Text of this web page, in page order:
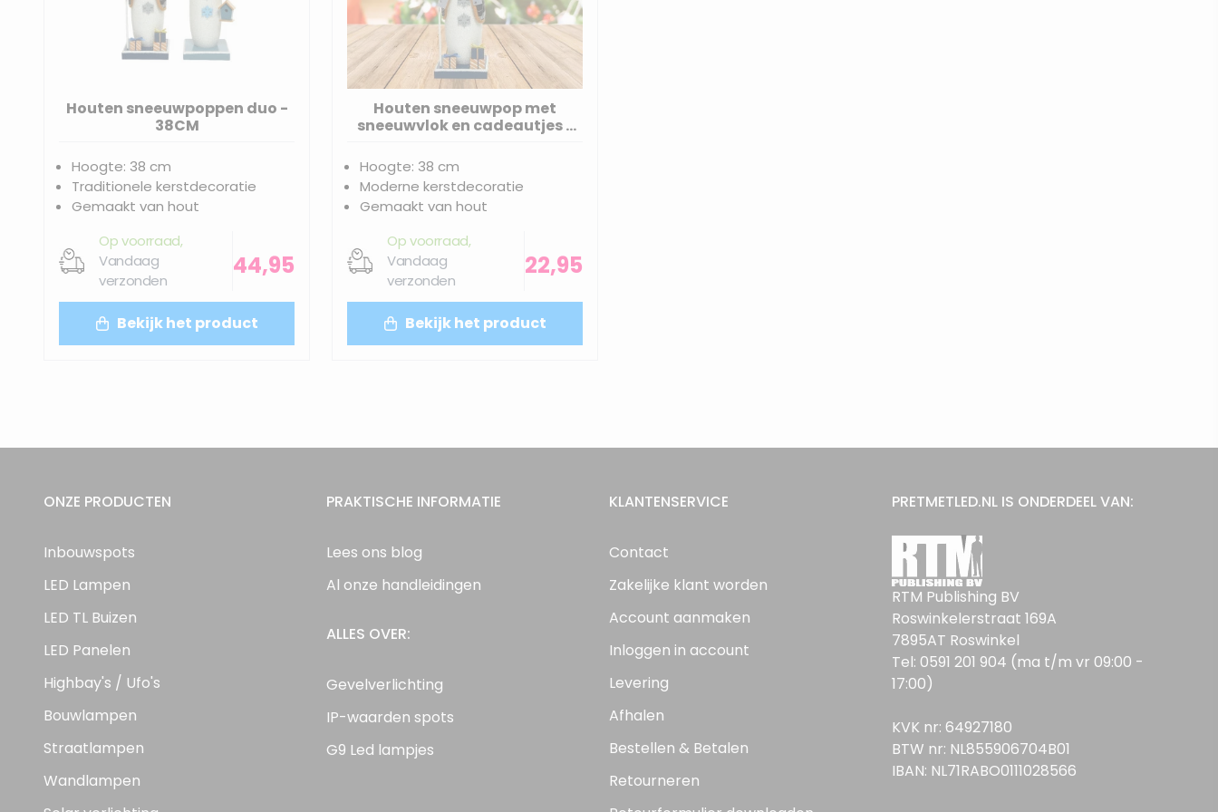
Houten sneeuwpoppen duo -
38CM
Hoogte: 38 cm
Traditionele kerstdecoratie
Gemaakt van hout
Op voorraad,
Vandaag
verzonden
44,95
Bekijk het product
Houten sneeuwpop met
sneeuwvlok en cadeautjes -
Hoogte: 38 cm
Moderne kerstdecoratie
Gemaakt van hout
Op voorraad,
Vandaag
verzonden
22,95
Bekijk het product
ONZE PRODUCTEN
Inbouwspots
LED Lampen
LED TL Buizen
LED Panelen
Highbay's / Ufo's
Bouwlampen
Straatlampen
Wandlampen
PRAKTISCHE INFORMATIE
Lees ons blog
Al onze handleidingen
ALLES OVER:
Gevelverlichting
IP-waarden spots
G9 Led lampjes
KLANTENSERVICE
Contact
Zakelijke klant worden
Account aanmaken
Inloggen in account
Levering
Afhalen
Bestellen & Betalen
Retourneren
PRETMETLED.NL IS ONDERDEEL VAN:
RTM Publishing BV
Roswinkelerstraat 169A
7895AT Roswinkel
Tel: 0591 201 904 (ma t/m vr 09:00 -
17:00)
KVK nr: 64927180
BTW nr: NL855906704B01
IBAN: NL71RABO0111028566